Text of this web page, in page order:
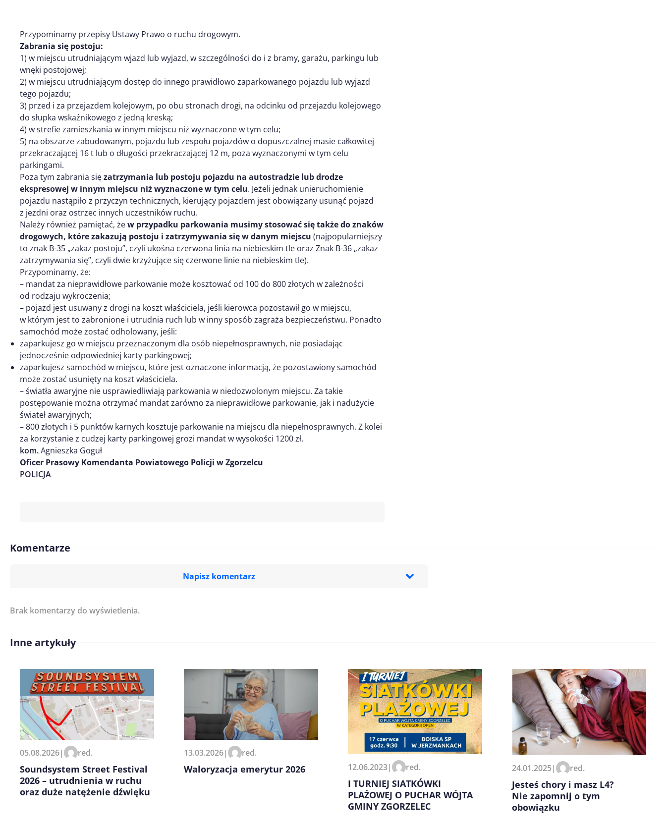
Przypominamy przepisy Ustawy Prawo o ruchu drogowym.
Zabrania się postoju:
1) w miejscu utrudniającym wjazd lub wyjazd, w szczególności do i z bramy, garażu, parkingu lub
wnęki postojowej;
2) w miejscu utrudniającym dostęp do innego prawidłowo zaparkowanego pojazdu lub wyjazd
tego pojazdu;
3) przed i za przejazdem kolejowym, po obu stronach drogi, na odcinku od przejazdu kolejowego
do słupka wskaźnikowego z jedną kreską;
4) w strefie zamieszkania w innym miejscu niż wyznaczone w tym celu;
5) na obszarze zabudowanym, pojazdu lub zespołu pojazdów o dopuszczalnej masie całkowitej
przekraczającej 16 t lub o długości przekraczającej 12 m, poza wyznaczonymi w tym celu
parkingami.
Poza tym zabrania sięzatrzymania lub postoju pojazdu na autostradzie lub drodze
ekspresowej w innym miejscu niż wyznaczone w tym celu. Jeżeli jednak unieruchomienie
pojazdu nastąpiło z przyczyn technicznych, kierujący pojazdem jest obowiązany usunąć pojazd
z jezdni oraz ostrzec innych uczestników ruchu.
Należy również pamiętać, żew przypadku parkowania musimy stosować się także do znaków
drogowych, które zakazują postoju i zatrzymywania się w danym miejscu (najpopularniejszy
to znak B-35 „zakaz postoju”, czyli ukośna czerwona linia na niebieskim tle oraz Znak B-36 „zakaz
zatrzymywania się”, czyli dwie krzyżujące się czerwone linie na niebieskim tle).
Przypominamy, że:
– mandat za nieprawidłowe parkowanie może kosztować od 100 do 800 złotych w zależności
od rodzaju wykroczenia;
– pojazd jest usuwany z drogi na koszt właściciela, jeśli kierowca pozostawił go w miejscu,
w którym jest to zabronione i utrudnia ruch lub w inny sposób zagraża bezpieczeństwu. Ponadto
samochód może zostać odholowany, jeśli:
zaparkujesz go w miejscu przeznaczonym dla osób niepełnosprawnych, nie posiadając
jednocześnie odpowiedniej karty parkingowej;
zaparkujesz samochód w miejscu, które jest oznaczone informacją, że pozostawiony samochód
może zostać usunięty na koszt właściciela.
– światła awaryjne nie usprawiedliwiają parkowania w niedozwolonym miejscu. Za takie
postępowanie można otrzymać mandat zarówno za nieprawidłowe parkowanie, jak i nadużycie
świateł awaryjnych;
– 800 złotych i 5 punktów karnych kosztuje parkowanie na miejscu dla niepełnosprawnych. Z kolei
za korzystanie z cudzej karty parkingowej grozi mandat w wysokości 1200 zł.
kom.Agnieszka Goguł
Oficer Prasowy Komendanta Powiatowego Policji w Zgorzelcu
POLICJA
Komentarze
Napisz komentarz
Imię/ Nick*
Zapamiętaj moje dane w tej przeglądarce podczas pisania
kolejnych komentarzy.
Brak komentarzy do wyświetlenia.
Inne artykuły
05.08.2026| red.
Soundsystem Street Festival
2026 – utrudnienia w ruchu
oraz duże natężenie dźwięku
13.03.2026| red.
Waloryzacja emerytur 2026 12.06.2023| red.
I TURNIEJ SIATKÓWKI
PLAŻOWEJ O PUCHAR WÓJTA
GMINY ZGORZELEC
24.01.2025| red.
Jesteś chory i masz L4?
Nie zapomnij o tym
obowiązku